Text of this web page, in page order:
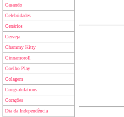
Casando
Celebridades
Cenários
Cerveja
Chammy Kitty
Cinnamoroll
Coelho Play
Colagem
Congratulations
Corações
Dia da Independência